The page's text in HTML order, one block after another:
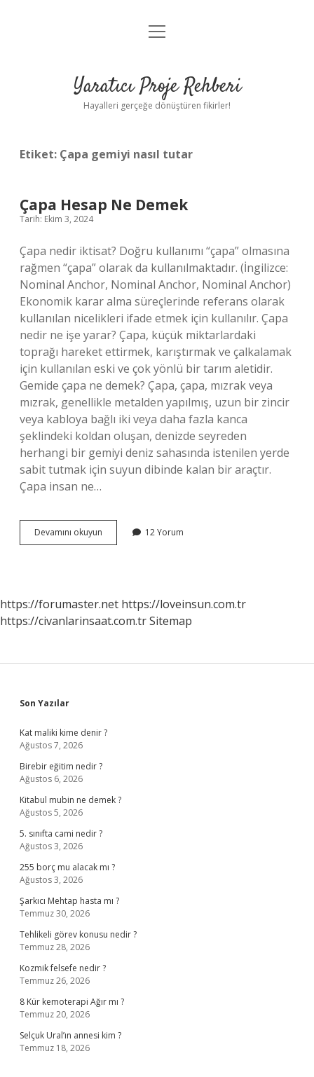
Anasayfa
Yasal Uyarı
menüyü
Yaratıcı Proje Rehberi
Hayalleri gerçeğe dönüştüren fikirler!
Etiket: Çapa gemiyi nasıl tutar
Çapa Hesap Ne Demek
Tarih: Ekim 3, 2024
Çapa nedir iktisat? Doğru kullanımı “çapa” olmasına
rağmen “çapa” olarak da kullanılmaktadır. (İngilizce:
Nominal Anchor, Nominal Anchor, Nominal Anchor)
Ekonomik karar alma süreçlerinde referans olarak
kullanılan nicelikleri ifade etmek için kullanılır. Çapa
nedir ne işe yarar? Çapa, küçük miktarlardaki
toprağı hareket ettirmek, karıştırmak ve çalkalamak
için kullanılan eski ve çok yönlü bir tarım aletidir.
Gemide çapa ne demek? Çapa, çapa, mızrak veya
mızrak, genellikle metalden yapılmış, uzun bir zincir
veya kabloya bağlı iki veya daha fazla kanca
şeklindeki koldan oluşan, denizde seyreden
herhangi bir gemiyi deniz sahasında istenilen yerde
sabit tutmak için suyun dibinde kalan bir araçtır.
Çapa insan ne…
Devamını okuyun
Hesap
12 Yorum
https://forumaster.net https://loveinsun.com.tr
https://civanlarinsaat.com.trSitemap
Sidebar
Son Yazılar
Kat maliki kime denir ?
Ağustos 7, 2026
Birebir eğitim nedir ?
Ağustos 6, 2026
Kitabul mubin ne demek ?
Ağustos 5, 2026
5. sınıfta cami nedir ?
Ağustos 3, 2026
255 borç mu alacak mı ?
Ağustos 3, 2026
Şarkıcı Mehtap hasta mı ?
Temmuz 30, 2026
Tehlikeli görev konusu nedir ?
Temmuz 28, 2026
Kozmik felsefe nedir ?
Temmuz 26, 2026
8 Kür kemoterapi Ağır mı ?
Temmuz 20, 2026
Selçuk Ural’ın annesi kim ?
Temmuz 18, 2026